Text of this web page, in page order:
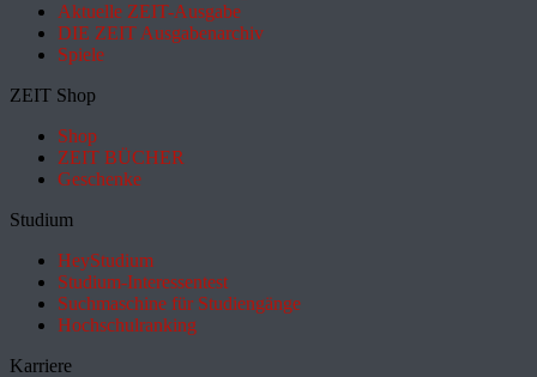
Aktuelle ZEIT-Ausgabe
DIE ZEIT Ausgabenarchiv
Spiele
ZEIT Shop
Shop
ZEIT BÜCHER
Geschenke
Studium
HeyStudium
Studium-Interessentest
Suchmaschine für Studiengänge
Hochschulranking
Karriere